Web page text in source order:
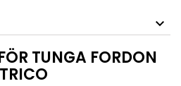
TUNGA FORDON
TRICO